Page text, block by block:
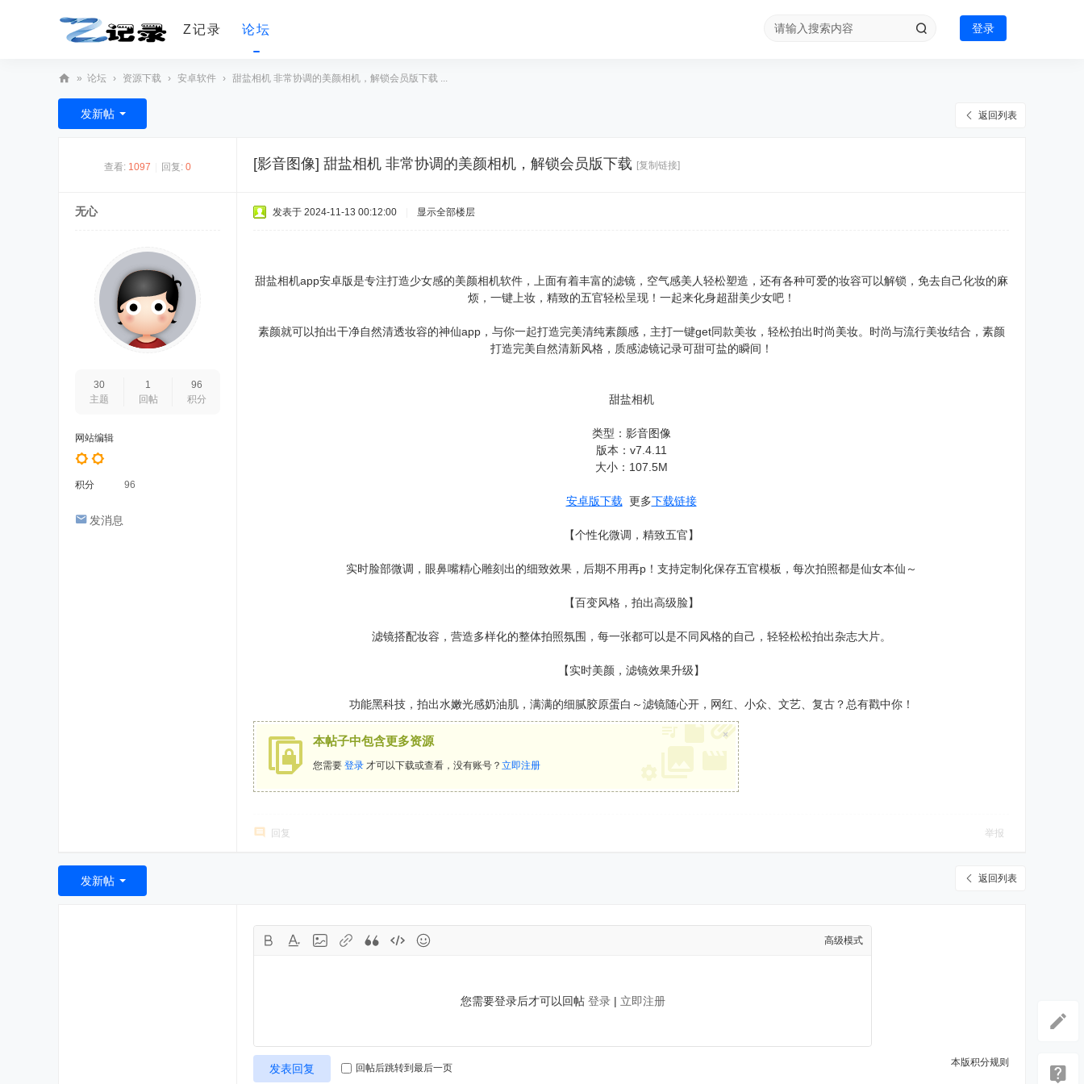
Z记录 论坛 登录
z
记
» 论坛 › 资源下载 › 安卓软件 › 甜盐相机 非常协调的美颜相机，解锁会员版下载 ...
返回列表
发新帖
查看: 1097 回复: 0 [影音图像] 甜盐相机 非常协调的美颜相机，解锁会员版下载 [复制链接]
无心
30
主题
1
回帖
96
积分
网站编辑
积分 96
发消息
发表于 2024-11-13 00:12:00 显示全部楼层
甜盐相机app安卓版是专注打造少女感的美颜相机软件，上面有着丰富的滤镜，空气感美人轻松塑造，还有各种可爱的妆容可以解锁，免去自己化妆的麻
烦，一键上妆，精致的五官轻松呈现！一起来化身超甜美少女吧！
素颜就可以拍出干净自然清透妆容的神仙app，与你一起打造完美清纯素颜感，主打一键get同款美妆，轻松拍出时尚美妆。时尚与流行美妆结合，素颜
打造完美自然清新风格，质感滤镜记录可甜可盐的瞬间！
甜盐相机
类型：影音图像
版本：v7.4.11
大小：107.5M
安卓版下载 更多下载链接
【个性化微调，精致五官】
实时脸部微调，眼鼻嘴精心雕刻出的细致效果，后期不用再p！支持定制化保存五官模板，每次拍照都是仙女本仙～
【百变风格，拍出高级脸】
滤镜搭配妆容，营造多样化的整体拍照氛围，每一张都可以是不同风格的自己，轻轻松松拍出杂志大片。
【实时美颜，滤镜效果升级】
功能黑科技，拍出水嫩光感奶油肌，满满的细腻胶原蛋白～滤镜随心开，网红、小众、文艺、复古？总有戳中你！
本帖子中包含更多资源
您需要 登录 才可以下载或查看，没有账号？ 立即注册
×
回复 举报
返回列表
发新帖
高级模式
您需要登录后才可以回帖 登录| 立即注册
本版积分规则
发表回复 回帖后跳转到最后一页